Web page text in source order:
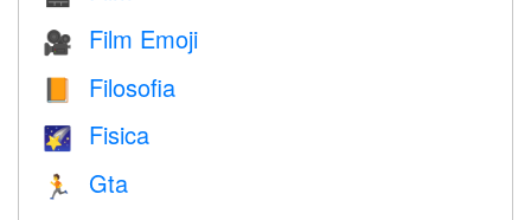
🎥 Film Emoji
📙 Filosofia
🌠 Fisica
🏃
Gta